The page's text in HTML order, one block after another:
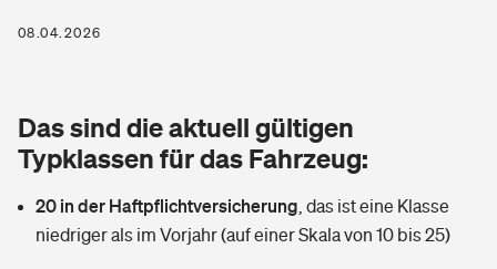
Rentenrechner: Wie viel Geld bekomme ich im Alter?
Wer versichert was: Jetzt Versicherer finden
Wärmepumpen versichern
Vermieterrrechtsschutz
Mietkautionsversicherung
Kinderunfall­ver­si­che­rung
Reiseversicherung
Tierkrankenversicherung
Zur Übersicht
08.04.2026
Das sind die aktuell gültigen
Typklassen für das Fahrzeug:
20 in der Haftpflichtversicherung das ist eine Klasse
niedriger als im Vorjahr (auf einer Skala von 10 bis 25)